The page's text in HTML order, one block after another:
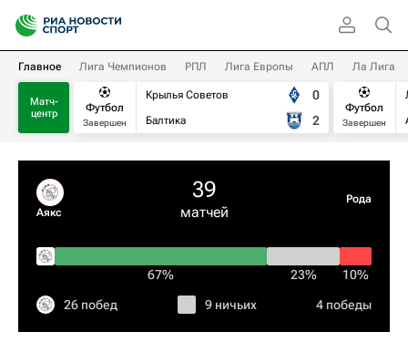
Главное Лига Чемпионов РПЛ Лига Европы АПЛ Ла Лига
Матч-
центр
Футбол
Завершен
Крылья Советов
Балтика
0
2
Футбол
Завершен
Аякс
39
матчей
Рода
67% 23% 10%
26 побед 9 ничьих 4 победы